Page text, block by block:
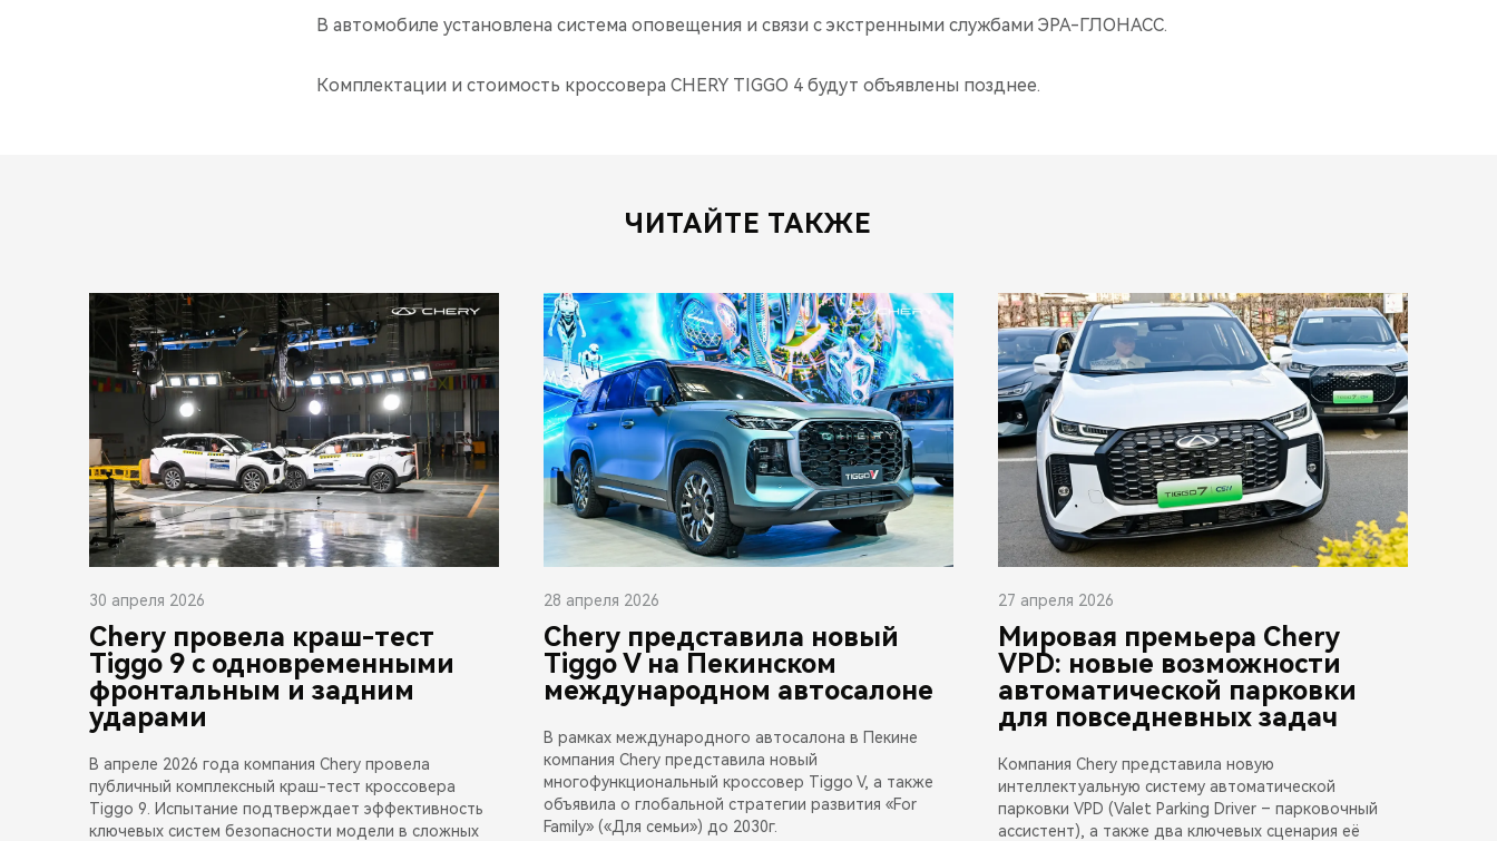
В автомобиле установлена система оповещения и связи с экстренными службами ЭРА-ГЛОНАСС.
Комплектации и стоимость кроссовера CHERY TIGGO 4 будут объявлены позднее.
ЧИТАЙТЕ ТАКЖЕ
30 апреля 2026
Chery провела краш-тест
Tiggo 9 с одновременными
фронтальным и задним
ударами
В апреле 2026 года компания Chery провела
публичный комплексный краш-тест кроссовера
Tiggo 9. Испытание подтверждает эффективность
ключевых систем безопасности модели в сложных
28 апреля 2026
Chery представила новый
Tiggo V на Пекинском
международном автосалоне
В рамках международного автосалона в Пекине
компания Chery представила новый
многофункциональный кроссовер Tiggo V, а также
объявила о глобальной стратегии развития «For
Family» («Для семьи») до 2030г.
27 апреля 2026
Мировая премьера Chery
VPD: новые возможности
автоматической парковки
для повседневных задач
Компания Chery представила новую
интеллектуальную систему автоматической
парковки VPD (Valet Parking Driver – парковочный
ассистент), а также два ключевых сценария её